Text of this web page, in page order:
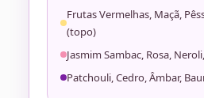
Frutas Vermelhas, Maçã,
(topo)
Jasmim Sambac, Rosa,
Patchouli, Cedro, Âmbar,